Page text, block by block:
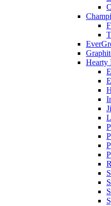
Hearty